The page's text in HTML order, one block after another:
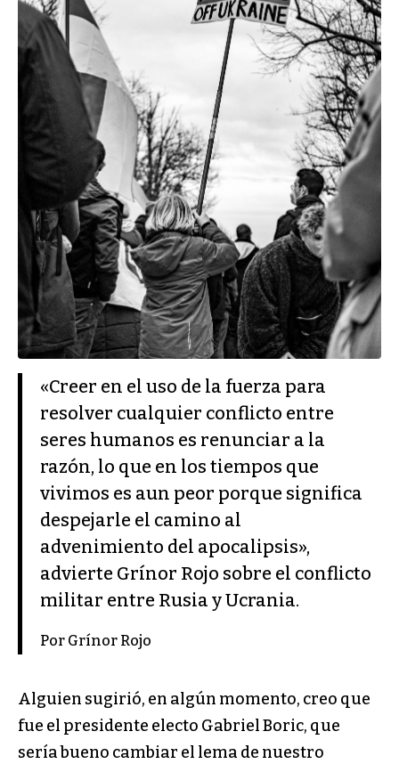
«Creer en el uso de la fuerza para
resolver cualquier conflicto entre
seres humanos es renunciar a la
razón, lo que en los tiempos que
vivimos es aun peor porque significa
despejarle el camino al
advenimiento del apocalipsis»,
advierte Grínor Rojo sobre el conflicto
militar entre Rusia y Ucrania.
Por Grínor Rojo
Alguien sugirió, en algún momento, creo que
fue el presidente electo Gabriel Boric, que
sería bueno cambiar el lema de nuestro